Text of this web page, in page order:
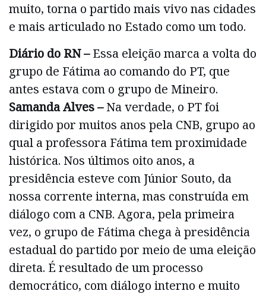
muito, torna o partido mais vivo nas cidades
e mais articulado no Estado como um todo.
Diário do RN –Essa eleição marca a volta do
grupo de Fátima ao comando do PT, que
antes estava com o grupo de Mineiro.
Samanda Alves –Na verdade, o PT foi
dirigido por muitos anos pela CNB, grupo ao
qual a professora Fátima tem proximidade
histórica. Nos últimos oito anos, a
presidência esteve com Júnior Souto, da
nossa corrente interna, mas construída em
diálogo com a CNB. Agora, pela primeira
vez, o grupo de Fátima chega à presidência
estadual do partido por meio de uma eleição
direta. É resultado de um processo
democrático, com diálogo interno e muito